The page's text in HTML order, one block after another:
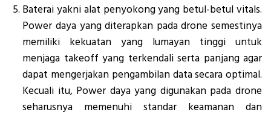
Baterai yakni alat penyokong yang betul-betul vitals.
Power daya yang diterapkan pada drone semestinya
memiliki kekuatan yang lumayan tinggi untuk
menjaga takeoff yang terkendali serta panjang agar
dapat mengerjakan pengambilan data secara optimal.
Kecuali itu, Power daya yang digunakan pada drone
seharusnya memenuhi standar keamanan dan